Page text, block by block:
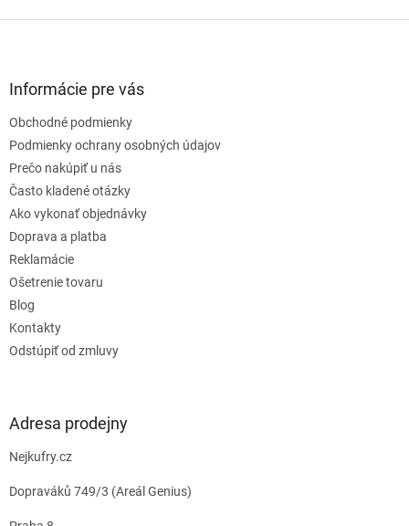
Informácie pre vás
Obchodné podmienky
Podmienky ochrany osobných údajov
Prečo nakúpiť u nás
Často kladené otázky
Ako vykonať objednávky
Doprava a platba
Reklamácie
Ošetrenie tovaru
Blog
Kontakty
Odstúpiť od zmluvy
Adresa prodejny
Nejkufry.cz
Dopraváků 749/3 (Areál Genius)